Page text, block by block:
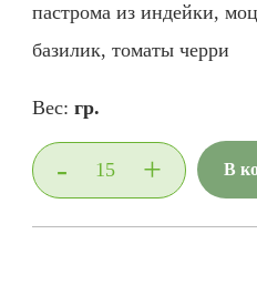
пастрома из индейки,
базилик, томаты черри
Вес:гр.
- + В